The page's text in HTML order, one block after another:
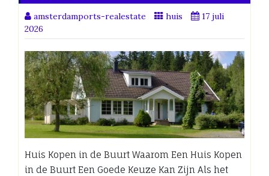
amsterdamports-realestate huis
17 juli
2026
Huis Kopen in de Buurt Waarom Een Huis Kopen
in de Buurt Een Goede Keuze Kan Zijn Als het